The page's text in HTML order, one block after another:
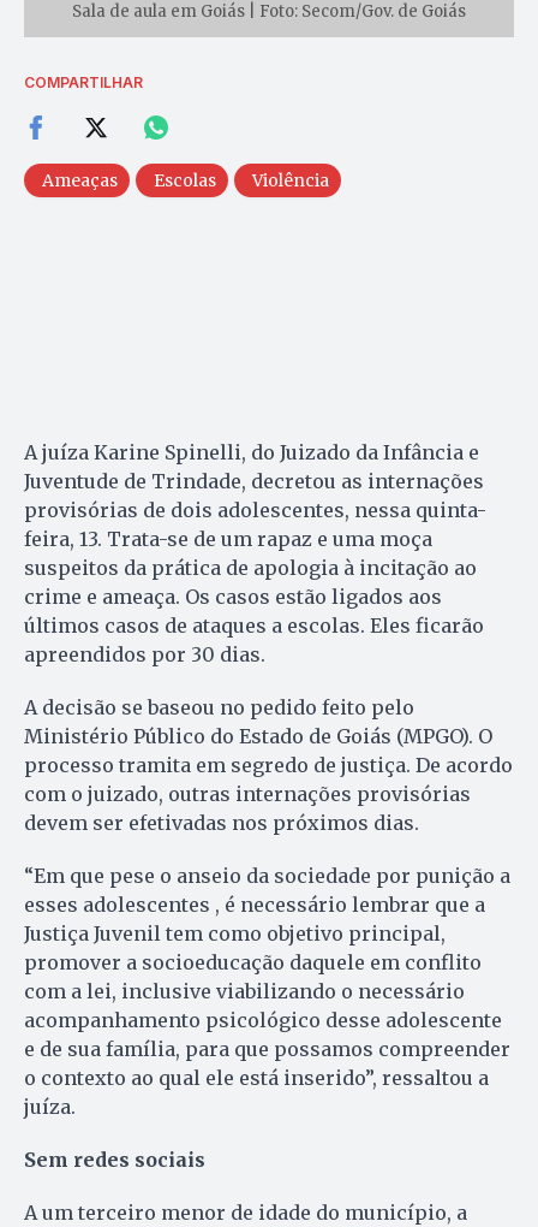
Sala de aula em Goiás | Foto: Secom/Gov. de Goiás
COMPARTILHAR
Ameaças Escolas Violência
A juíza Karine Spinelli, do Juizado da Infância e
Juventude de Trindade, decretou as internações
provisórias de dois adolescentes, nessa quinta-
feira, 13. Trata-se de um rapaz e uma moça
suspeitos da prática de apologia à incitação ao
crime e ameaça. Os casos estão ligados aos
últimos casos de ataques a escolas. Eles ficarão
apreendidos por 30 dias.
A decisão se baseou no pedido feito pelo
Ministério Público do Estado de Goiás (MPGO). O
processo tramita em segredo de justiça. De acordo
com o juizado, outras internações provisórias
devem ser efetivadas nos próximos dias.
“Em que pese o anseio da sociedade por punição a
esses adolescentes , é necessário lembrar que a
Justiça Juvenil tem como objetivo principal,
promover a socioeducação daquele em conflito
com a lei, inclusive viabilizando o necessário
acompanhamento psicológico desse adolescente
e de sua família, para que possamos compreender
o contexto ao qual ele está inserido”, ressaltou a
juíza.
Sem redes sociais
A um terceiro menor de idade do município, a